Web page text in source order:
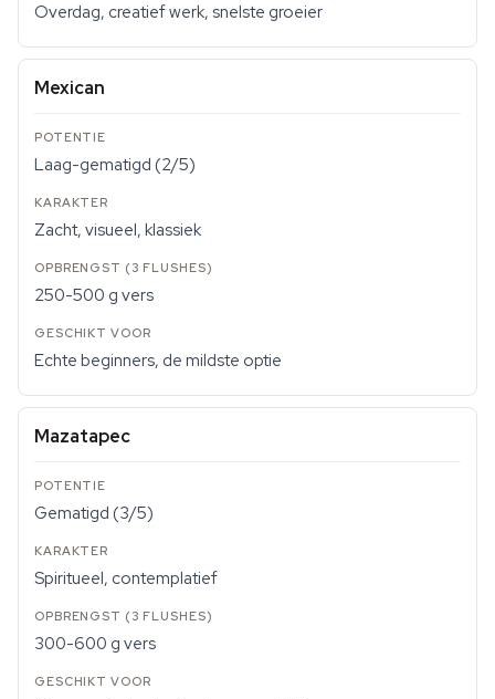
Overdag, creatief werk, snelste groeier
Mexican
Laag-gematigd (2/5)
Zacht, visueel, klassiek
250-500 g vers
Echte beginners, de mildste optie
Mazatapec
Gematigd (3/5)
Spiritueel, contemplatief
300-600 g vers